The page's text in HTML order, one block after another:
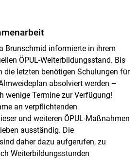
to main content
Brunschmid informierte in ihrem
ÖPUL-Weiterbildungsstand. Bis
die letzten benötigen Schulungen für
absolviert werden –
wenige Termine zur Verfügung!
an verpflichtenden
und weiteren ÖPUL-Maßnahmen
ausständig. Die
daher dazu aufgerufen, zu
Weiterbildungsstunden